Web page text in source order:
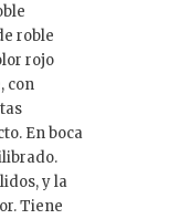
roble
rojo
con
En boca
y la
Tiene